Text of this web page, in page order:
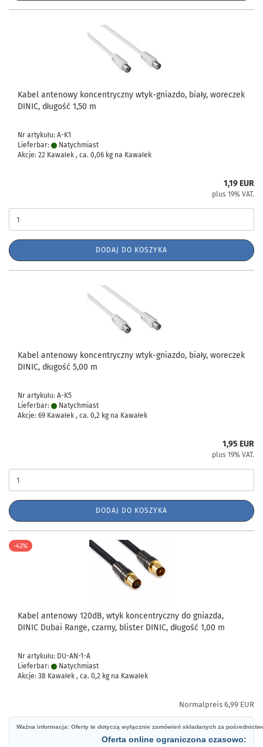
Kabel antenowy koncentryczny wtyk-gniazdo, biały, woreczek
DINIC, długość 1,50 m
Nr artykułu: A-K1
Lieferbar:
Natychmiast
Akcje: 22 Kawałek , ca. 0,06 kg na Kawałek
1,19 EUR
plus 19% VAT.
DODAJ DO KOSZYKA
Kabel antenowy koncentryczny wtyk-gniazdo, biały, woreczek
DINIC, długość 5,00 m
Nr artykułu: A-K5
Lieferbar:
Natychmiast
Akcje: 69 Kawałek , ca. 0,2 kg na Kawałek
1,95 EUR
plus 19% VAT.
DODAJ DO KOSZYKA
-42%
Kabel antenowy 120dB, wtyk koncentryczny do gniazda,
DINIC Dubai Range, czarny, blister DINIC, długość 1,00 m
Nr artykułu: DU-AN-1-A
Lieferbar:
Natychmiast
Akcje: 38 Kawałek , ca. 0,2 kg na Kawałek
Normalpreis 6,99 EUR
Ważna informacja: Oferty te dotyczą wyłącznie zamówień składanych za
Oferta online ograniczona czasowo: